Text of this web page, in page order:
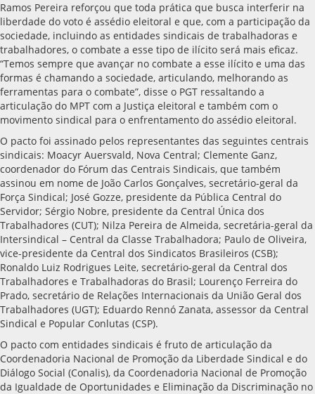
Ramos Pereira reforçou que toda prática que busca interferir na
liberdade do voto é assédio eleitoral e que, com a participação da
sociedade, incluindo as entidades sindicais de trabalhadoras e
trabalhadores, o combate a esse tipo de ilícito será mais eficaz.
“Temos sempre que avançar no combate a esse ilícito e uma das
formas é chamando a sociedade, articulando, melhorando as
ferramentas para o combate”, disse o PGT ressaltando a
articulação do MPT com a Justiça eleitoral e também com o
movimento sindical para o enfrentamento do assédio eleitoral.
O pacto foi assinado pelos representantes das seguintes centrais
sindicais: Moacyr Auersvald, Nova Central; Clemente Ganz,
coordenador do Fórum das Centrais Sindicais, que também
assinou em nome de João Carlos Gonçalves, secretário-geral da
Força Sindical; José Gozze, presidente da Pública Central do
Servidor; Sérgio Nobre, presidente da Central Única dos
Trabalhadores (CUT); Nilza Pereira de Almeida, secretária-geral da
Intersindical – Central da Classe Trabalhadora; Paulo de Oliveira,
vice-presidente da Central dos Sindicatos Brasileiros (CSB);
Ronaldo Luiz Rodrigues Leite, secretário-geral da Central dos
Trabalhadores e Trabalhadoras do Brasil; Lourenço Ferreira do
Prado, secretário de Relações Internacionais da União Geral dos
Trabalhadores (UGT); Eduardo Rennó Zanata, assessor da Central
Sindical e Popular Conlutas (CSP).
O pacto com entidades sindicais é fruto de articulação da
Coordenadoria Nacional de Promoção da Liberdade Sindical e do
Diálogo Social (Conalis), da Coordenadoria Nacional de Promoção
da Igualdade de Oportunidades e Eliminação da Discriminação no